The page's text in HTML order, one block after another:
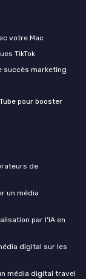
votre Mac
TikTok
succès marketing
pour booster
de
un média
par l'IA en
digital sur les
média digital travel